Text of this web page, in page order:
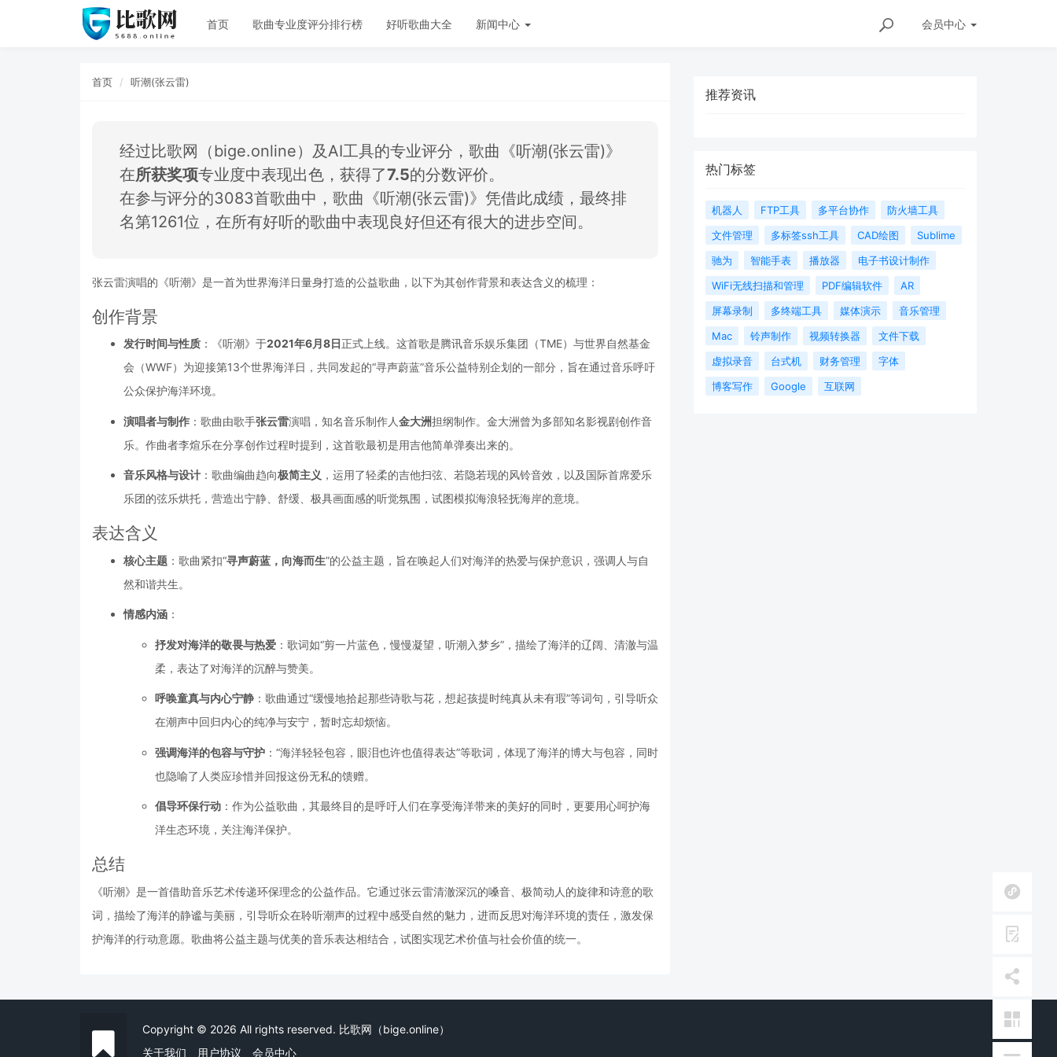
会员中心
首页 歌曲专业度评分排行榜 好听歌曲大全 新闻中心
首页 听潮(张云雷)
经过比歌网（bige.online）及AI工具的专业评分，歌曲《听潮(张云雷)》
在所获奖项专业度中表现出色，获得了7.5的分数评价。
在参与评分的3083首歌曲中，歌曲《听潮(张云雷)》凭借此成绩，最终排
名第1261位，在所有好听的歌曲中表现良好但还有很大的进步空间。
张云雷演唱的《听潮》是一首为世界海洋日量身打造的公益歌曲，以下为其创作背景和表达含义的梳理：
创作背景
发行时间与性质 ：《听潮》于2021年6月8日正式上线。这首歌是腾讯音乐娱乐集团（TME）与世界自然基金
会（WWF）为迎接第13个世界海洋日，共同发起的“寻声蔚蓝”音乐公益特别企划的一部分，旨在通过音乐呼吁
公众保护海洋环境。
演唱者与制作 ：歌曲由歌手张云雷演唱，知名音乐制作人金大洲担纲制作。金大洲曾为多部知名影视剧创作音
乐。作曲者李煊乐在分享创作过程时提到，这首歌最初是用吉他简单弹奏出来的。
音乐风格与设计 ：歌曲编曲趋向极简主义 ，运用了轻柔的吉他扫弦、若隐若现的风铃音效，以及国际首席爱乐
乐团的弦乐烘托，营造出宁静、舒缓、极具画面感的听觉氛围，试图模拟海浪轻抚海岸的意境。
表达含义
核心主题 ：歌曲紧扣“寻声蔚蓝，向海而生”的公益主题，旨在唤起人们对海洋的热爱与保护意识，强调人与自
然和谐共生。
情感内涵 ：
抒发对海洋的敬畏与热爱 ：歌词如“剪一片蓝色，慢慢凝望，听潮入梦乡”，描绘了海洋的辽阔、清澈与温
柔，表达了对海洋的沉醉与赞美。
呼唤童真与内心宁静 ：歌曲通过“缓慢地拾起那些诗歌与花，想起孩提时纯真从未有瑕”等词句，引导听众
在潮声中回归内心的纯净与安宁，暂时忘却烦恼。
强调海洋的包容与守护 ：“海洋轻轻包容，眼泪也许也值得表达”等歌词，体现了海洋的博大与包容，同时
也隐喻了人类应珍惜并回报这份无私的馈赠。
倡导环保行动 ：作为公益歌曲，其最终目的是呼吁人们在享受海洋带来的美好的同时，更要用心呵护海
洋生态环境，关注海洋保护。
总结
《听潮》是一首借助音乐艺术传递环保理念的公益作品。它通过张云雷清澈深沉的嗓音、极简动人的旋律和诗意的歌
词，描绘了海洋的静谧与美丽，引导听众在聆听潮声的过程中感受自然的魅力，进而反思对海洋环境的责任，激发保
护海洋的行动意愿。歌曲将公益主题与优美的音乐表达相结合，试图实现艺术价值与社会价值的统一。
推荐资讯
热门标签
机器人 FTP工具 多平台协作
防火墙工具
文件管理
多标签ssh工具 CAD绘图
Sublime
驰为
智能手表 播放器
电子书设计制作
WiFi无线扫描和管理
PDF编辑软件
AR
屏幕录制
多终端工具 媒体演示
音乐管理
Mac
铃声制作 视频转换器
文件下载
虚拟录音
台式机 财务管理
字体
博客写作
Google 互联网
Copyright © 2026 All rights reserved. 比歌网（bige.online）
关于我们
用户协议 会员中心